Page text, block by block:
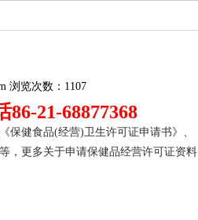
浏览次数：1107
86-21-68877368
保健食品(经营)卫生许可证申请书》、
，更多关于申请保健品经营许可证资料